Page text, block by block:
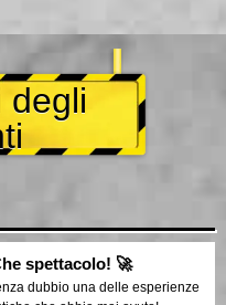
degli
spettacolo! 🚀
dubbio una delle esperienze